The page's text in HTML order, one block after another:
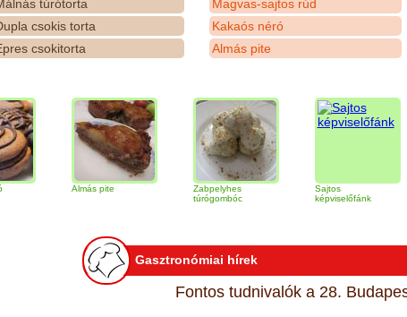
túrótorta
csokis torta
csokitorta
Magvas-sajtos rúd
Kakaós néró
Almás pite
Almás pite
Zabpelyhes
túrógombóc
képviselőfánk
Gasztronómiai hírek
Fontos tudnivalók a 28.